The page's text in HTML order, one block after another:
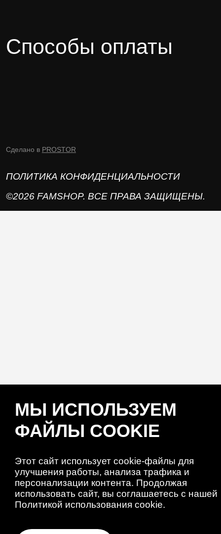
Способы оплаты
Сделано в PROSTOR
ПОЛИТИКА КОНФИДЕНЦИАЛЬНОСТИ
©2026 FAMSHOP. ВСЕ ПРАВА ЗАЩИЩЕНЫ.
МЫ ИСПОЛЬЗУЕМ
ФАЙЛЫ COOKIE
Этот сайт использует cookie-файлы для
улучшения работы, анализа трафика и
персонализации контента. Продолжая
использовать сайт, вы соглашаетесь с нашей
Политикой использования cookie.